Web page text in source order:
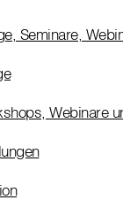
Seminare,
Webinare